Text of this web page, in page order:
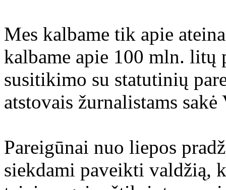
Mes kalbame tik apie
kalbame apie 100 mln. litų
susitikimo su statutinių
atstovais žurnalistams
Pareigūnai nuo liepos
siekdami paveikti valdžią,